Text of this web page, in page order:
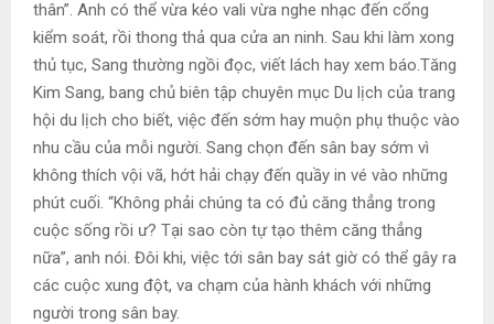
thân”. Anh có thể vừa kéo vali vừa nghe nhạc đến cổng
kiểm soát, rồi thong thả qua cửa an ninh. Sau khi làm xong
thủ tục, Sang thường ngồi đọc, viết lách hay xem báo.Tăng
Kim Sang, bang chủ biên tập chuyên mục Du lịch của trang
hội du lịch cho biết, việc đến sớm hay muộn phụ thuộc vào
nhu cầu của mỗi người. Sang chọn đến sân bay sớm vì
không thích vội vã, hớt hải chạy đến quầy in vé vào những
phút cuối. “Không phải chúng ta có đủ căng thẳng trong
cuộc sống rồi ư? Tại sao còn tự tạo thêm căng thẳng
nữa”, anh nói. Đôi khi, việc tới sân bay sát giờ có thể gây ra
các cuộc xung đột, va chạm của hành khách với những
người trong sân bay.